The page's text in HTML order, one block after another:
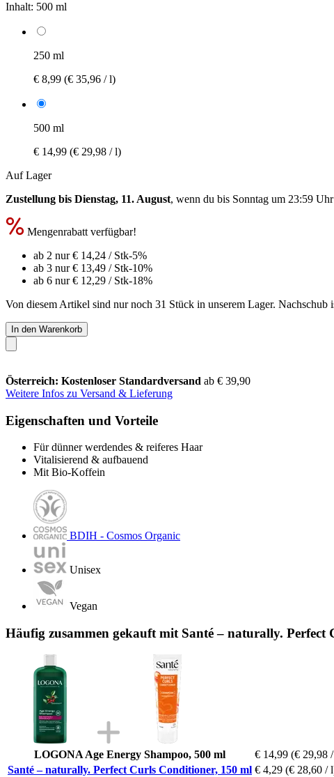
Inhalt: 500 ml
250 ml
€ 8,99 (€ 35,96 / l)
500 ml
€ 14,99 (€ 29,98 / l)
Auf Lager
Zustellung bis Dienstag, 11. August, wenn du bis Sonntag um 23:59 Uhr
Mengenrabatt verfügbar!
ab 2 nur€ 14,24 / Stk-5%
ab 3 nur€ 13,49 / Stk-10%
ab 6 nur€ 12,29 / Stk-18%
Von diesem Artikel sind nur noch 31 Stück in unserem Lager.
In den Warenkorb
Österreich: Kostenloser Standardversand ab € 39,90
Weitere Infos zu Versand & Lieferung
Eigenschaften und Vorteile
Für dünner werdendes & reiferes Haar
Vitalisierend & aufbauend
Mit Bio-Koffein
BDIH - Cosmos Organic
Unisex
Vegan
Häufig zusammen gekauft mit Santé – naturally. Perfect
LOGONA Age Energy Shampoo, 500 ml € 14,99 (€ 29,98
Santé – naturally. Perfect Curls Conditioner, 150 ml € 4,29 (€ 28,60 /